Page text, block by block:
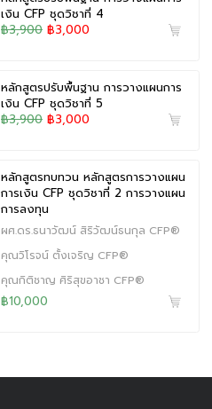
เงิน CFP ชุดวิชาที่ 4
฿3,900 ฿3,000
หลักสูตรปรับพื้นฐาน การวางแผนการ
เงิน CFP ชุดวิชาที่ 5
฿3,900 ฿3,000
หลักสูตรทบทวน หลักสูตรการวางแผน
การเงิน CFP ชุดวิชาที่ 2 การวางแผน
การลงทุน
ผศ.ดร.ธนาวัฒน์ สิริวัฒน์ธนกุล CFP®
คุณวิโรจน์ ตั้งเจริญ CFP®
คุณกิติชาญ ศิริสุขอาชา CFP®
฿10,000